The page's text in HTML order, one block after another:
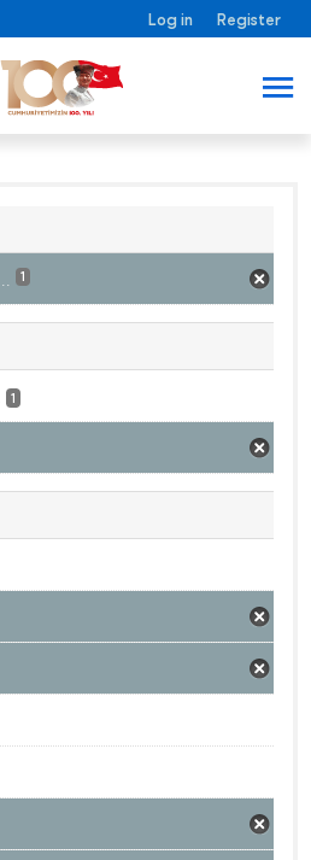
Log in Register
1
1